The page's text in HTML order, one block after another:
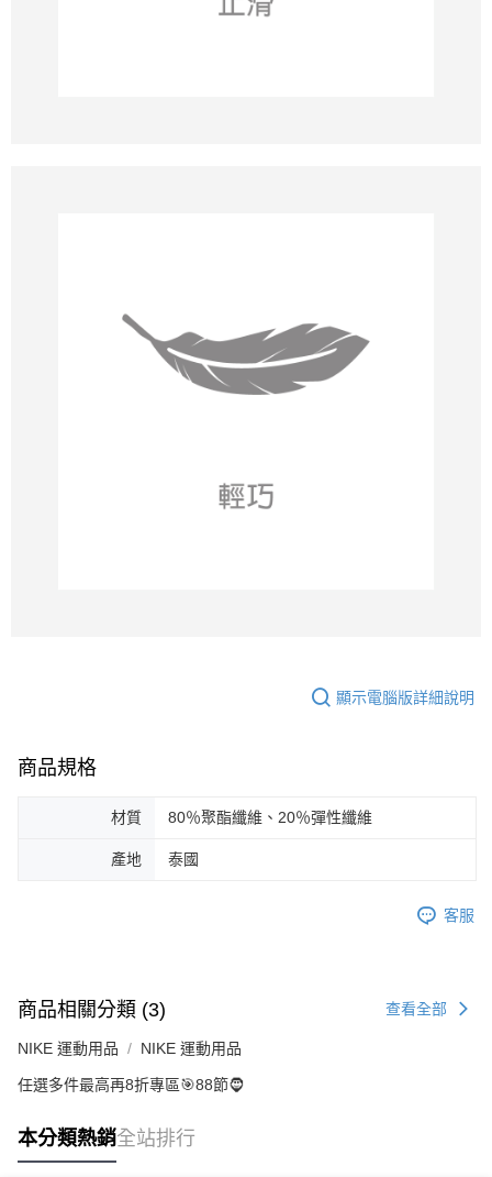
顯示電腦版詳細說明
商品規格
材質 80％聚酯纖維、20％彈性纖維
產地 泰國
客服
商品相關分類 (3) 查看全部
NIKE 運動用品 NIKE 運動用品
任選多件最高再8折專區🎯88節🧔
本分類熱銷全站排行